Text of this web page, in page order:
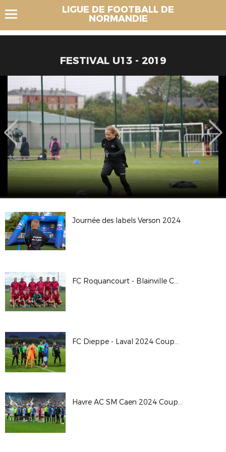
LIGUE DE FOOTBALL DE
NORMANDIE
FESTIVAL U13 - 2019
Journée des labels Verson 2024
FC Roquancourt - Blainville Coupe de France 24/25
FC Dieppe - Laval 2024 Coupe de France
Havre AC SM Caen 2024 Coupe de France